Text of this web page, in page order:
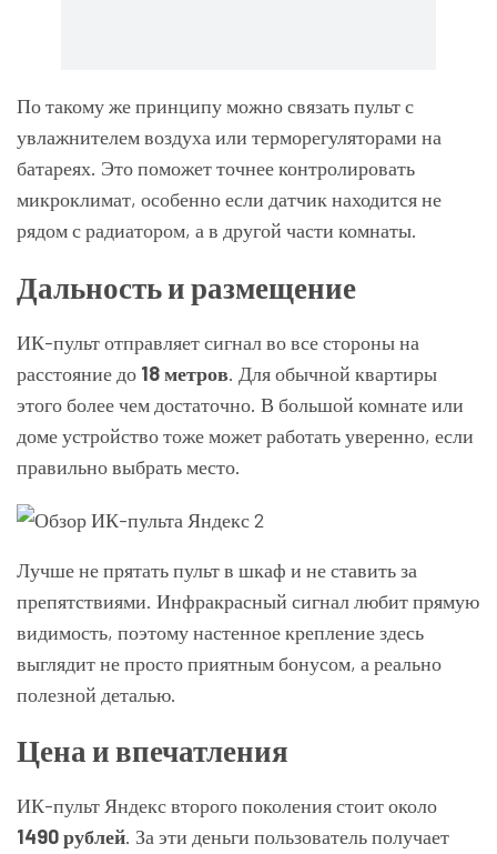
По такому же принципу можно связать пульт с
увлажнителем воздуха или терморегуляторами на
батареях. Это поможет точнее контролировать
микроклимат, особенно если датчик находится не
рядом с радиатором, а в другой части комнаты.
Дальность и размещение
ИК-пульт отправляет сигнал во все стороны на
расстояние до 18 метров. Для обычной квартиры
этого более чем достаточно. В большой комнате или
доме устройство тоже может работать уверенно, если
правильно выбрать место.
Лучше не прятать пульт в шкаф и не ставить за
препятствиями. Инфракрасный сигнал любит прямую
видимость, поэтому настенное крепление здесь
выглядит не просто приятным бонусом, а реально
полезной деталью.
Цена и впечатления
ИК-пульт Яндекс второго поколения стоит около
1490 рублей. За эти деньги пользователь получает